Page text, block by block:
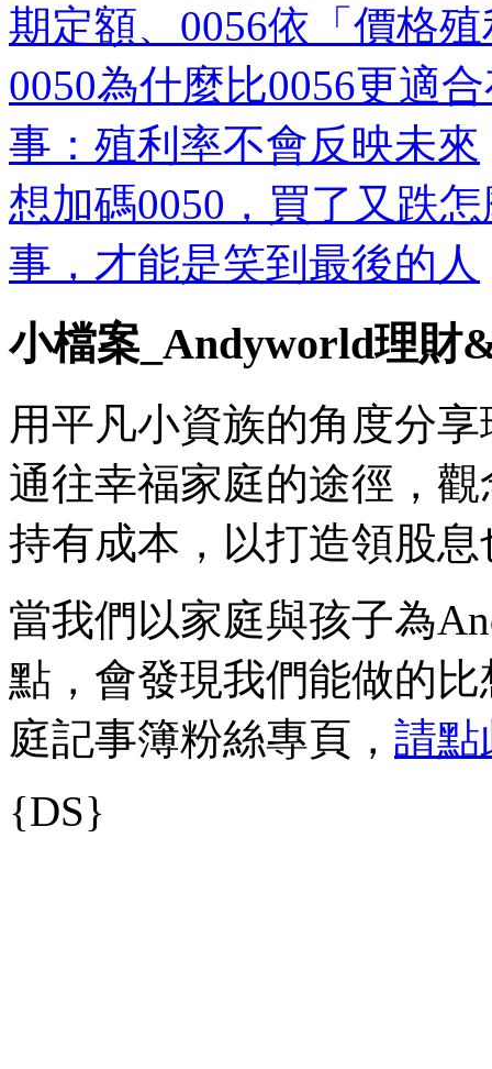
期定額、0056依「價格
0050為什麼比0056更適
事：殖利率不會反映未來
想加碼0050，買了又跌
事，才能是笑到最後的人
小檔案_Andyworld理財
用平凡小資族的角度分
通往幸福家庭的途徑，
持有成本，以打造領股
當我們以家庭與孩子為
點，會發現我們能做的
庭記事簿粉絲專頁， 請點
{DS}